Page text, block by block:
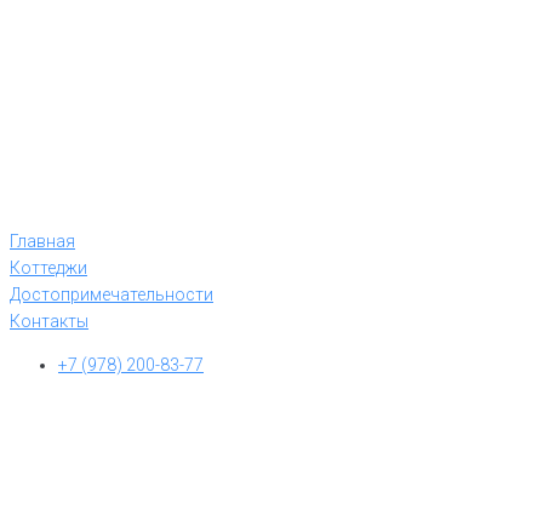
Главная
Коттеджи
Достопримечательности
Контакты
+7 (978) 200-83-77